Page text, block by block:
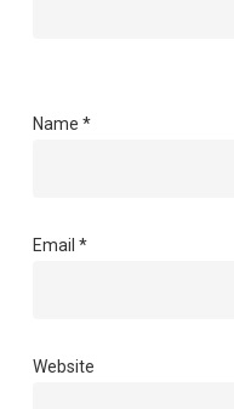
Name *
Email *
Website